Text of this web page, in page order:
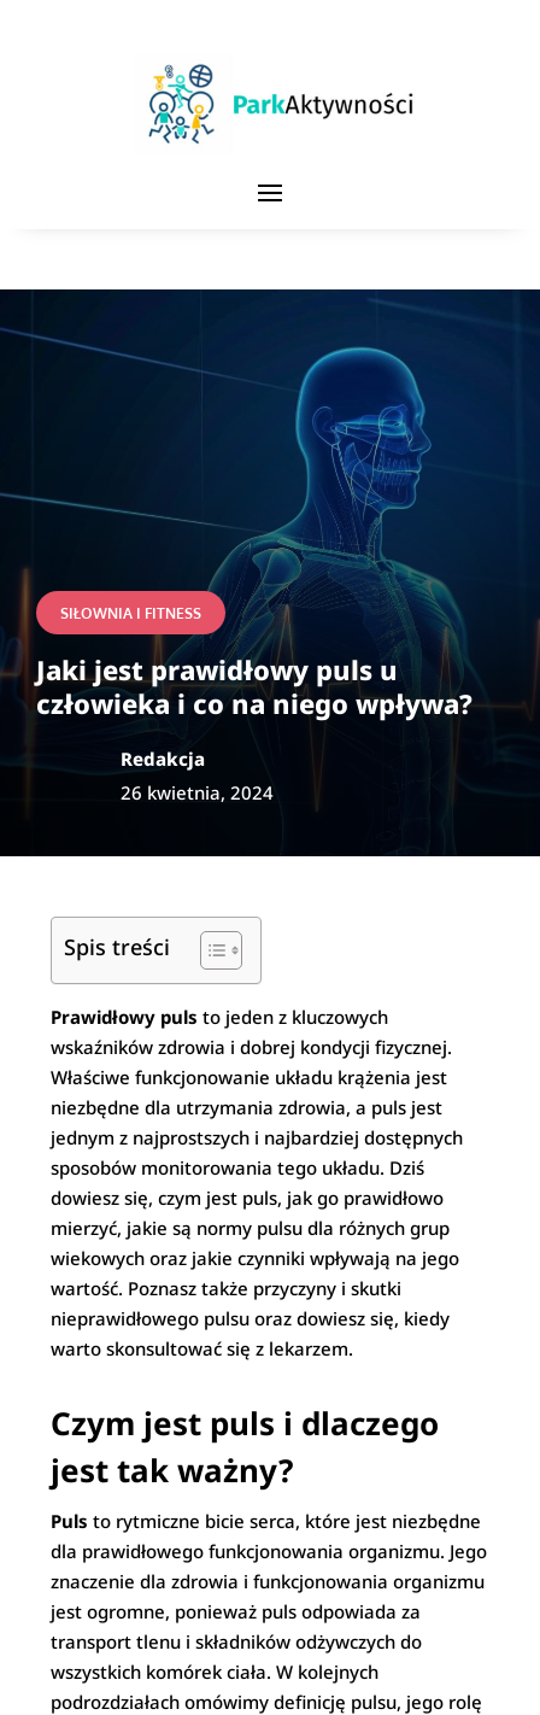
SIŁOWNIA I FITNESS
Jaki jest prawidłowy puls u
człowieka i co na niego wpływa?
Redakcja
26 kwietnia, 2024
Spis treści
Prawidłowy puls to jeden z kluczowych
wskaźników zdrowia i dobrej kondycji fizycznej.
Właściwe funkcjonowanie układu krążenia jest
niezbędne dla utrzymania zdrowia, a puls jest
jednym z najprostszych i najbardziej dostępnych
sposobów monitorowania tego układu. Dziś
dowiesz się, czym jest puls, jak go prawidłowo
mierzyć, jakie są normy pulsu dla różnych grup
wiekowych oraz jakie czynniki wpływają na jego
wartość. Poznasz także przyczyny i skutki
nieprawidłowego pulsu oraz dowiesz się, kiedy
warto skonsultować się z lekarzem.
Czym jest puls i dlaczego
jest tak ważny?
Puls to rytmiczne bicie serca, które jest niezbędne
dla prawidłowego funkcjonowania organizmu. Jego
znaczenie dla zdrowia i funkcjonowania organizmu
jest ogromne, ponieważ puls odpowiada za
transport tlenu i składników odżywczych do
wszystkich komórek ciała. W kolejnych
podrozdziałach omówimy definicję pulsu, jego rolę